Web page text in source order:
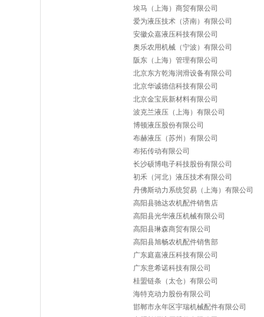
埃马（上海）商贸有限公司
爱为液压技术（济南）有限公司
安徽众嘉液压科技有限公司
奥乐农用机械（宁波）有限公司
阪东（上海）管理有限公司
北京东方乾海润滑设备有限公司
北京华诚德信科技有限公司
北京金宝辰新材料有限公司
波克兰液压（上海）有限公司
博顿液压股份有限公司
布赫液压（苏州）有限公司
布拓传动有限公司
长沙硕博电子科技股份有限公司
初禾（河北）液压技术有限公司
丹佛斯动力系统贸易（上海）有限公司
高阳县驰达农机配件销售店
高阳县光华液压机械有限公司
高阳县琳森商贸有限公司
高阳县旭畅农机配件销售部
广东庭嘉液压科技有限公司
广东意希诺科技有限公司
桂盟链条（太仓）有限公司
海特克动力股份有限公司
邯郸市永年区宇瑞机械配件有限公司